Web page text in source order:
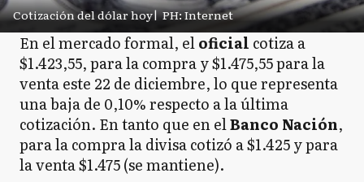
Cotización del dólar hoy| PH: Internet
En el mercado formal, eloficial cotiza a
$1.423,55, para la compra y $1.475,55 para la
venta este 22 de diciembre, lo que representa
una baja de 0,10% respecto a la última
cotización. En tanto que en elBanco Nación,
para la compra la divisa cotizó a $1.425 y para
la venta $1.475 (se mantiene).